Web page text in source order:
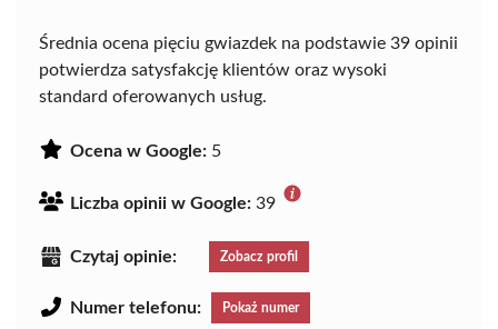
Średnia ocena pięciu gwiazdek na podstawie 39 opinii
potwierdza satysfakcję klientów oraz wysoki
standard oferowanych usług.
Ocena w Google: 5
Liczba opinii w Google: 39
Czytaj opinie: Zobacz profil
Numer telefonu: Pokaż numer